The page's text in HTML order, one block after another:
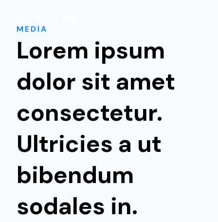
About Us
MEDIA
Lorem ipsum
dolor sit amet
consectetur.
Ultricies a ut
bibendum
sodales in.